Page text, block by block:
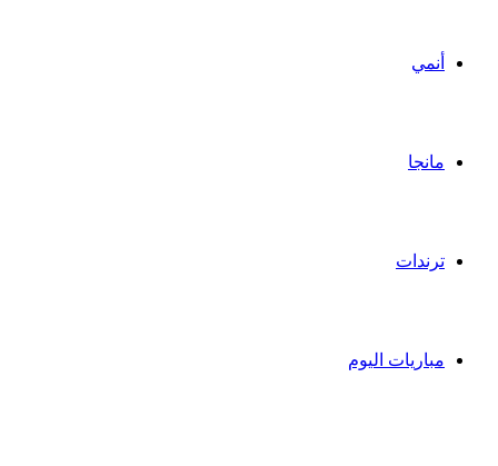
أنمي
مانجا
ترندات
مباريات اليوم